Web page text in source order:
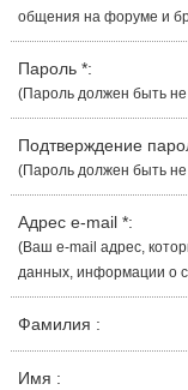
общения на форуме и
Пароль *:
(Пароль должен быть
Подтверждение
(Пароль должен быть
Адрес e-mail *:
(Ваш e-mail адрес,
данных, информации о
Фамилия :
Имя :